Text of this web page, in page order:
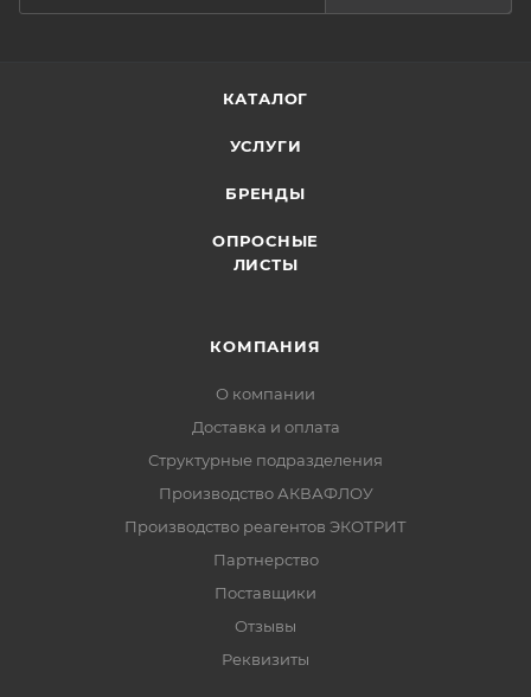
КАТАЛОГ
УСЛУГИ
БРЕНДЫ
ОПРОСНЫЕ
ЛИСТЫ
КОМПАНИЯ
О компании
Доставка и оплата
Структурные подразделения
Производство АКВАФЛОУ
Производство реагентов ЭКОТРИТ
Партнерство
Поставщики
Отзывы
Реквизиты